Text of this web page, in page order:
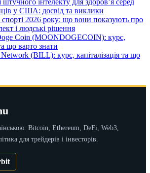
інтелекту для здоров’я серед
у США: досвід та виклики
спорті 2026 року: що вони показують про
і людські рішення
Coin (MOONDOGECOIN): курс,
що варто знати
(BILL): курс, капіталізація та що
Bitcoin, Ethereum, DeFi, Web3,
для трейдерів і інвесторів.